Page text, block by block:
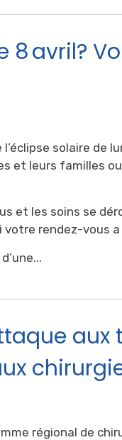
8 avril?
solaire de
et leurs familles
et les soins se
rendez-vous a
aux
régional de